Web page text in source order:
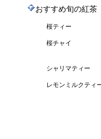
おすすめ旬の紅茶
桜ティー さくら
桜チャイ さくら
コクのあるミ
シャリマティー 紅
レモンミルクティー
香りとコ